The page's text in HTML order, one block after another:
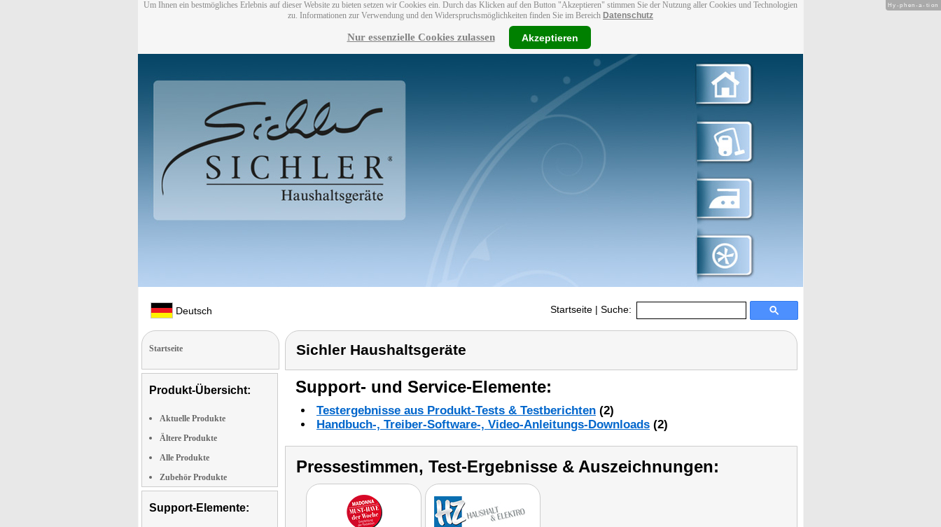
Um Ihnen ein bestmögliches Erlebnis auf dieser Website zu bieten setzen wir Cookies ein. Durch das Klicken auf den Button "Akzeptieren" stimmen Sie der Nutzung aller Cookies und Technologien
zu. Informationen zur Verwendung und den Widerspruchsmöglichkeiten finden Sie im Bereich Datenschutz
Nur essenzielle Cookies zulassen Akzeptieren
Deutsch Startseite | Suche:
Startseite
Produkt-Übersicht:
Aktuelle Produkte
Ältere Produkte
Alle Produkte
Zubehör Produkte
Support-Elemente:
Sichler Haushaltsgeräte
Support- und Service-Elemente:
Testergebnisse aus Produkt-Tests & Testberichten (2)
Handbuch-, Treiber-Software-, Video-Anleitungs-Downloads (2)
Pressestimmen, Test-Ergebnisse & Auszeichnungen:
Hy-phen-a-tion